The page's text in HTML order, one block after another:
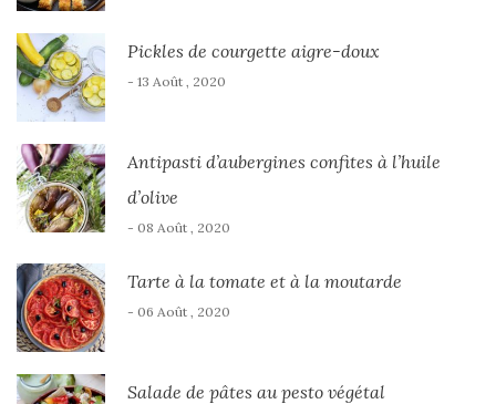
Pickles de courgette aigre-doux
- 13 Août , 2020
Antipasti d’aubergines confites à l’huile
d’olive
- 08 Août , 2020
Tarte à la tomate et à la moutarde
- 06 Août , 2020
Salade de pâtes au pesto végétal